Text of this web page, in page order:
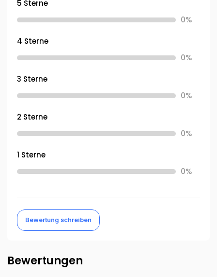
5 Sterne
0%
4 Sterne
0%
3 Sterne
0%
2 Sterne
0%
1 Sterne
0%
Bewertung schreiben
Bewertungen